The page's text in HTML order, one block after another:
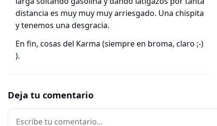
distancia es muy muy muy arriesgado. Una chispita
y tenemos una desgracia.
En fin, cosas del Karma (siempre en broma, claro ;-)
).
Deja tu comentario
Comentario